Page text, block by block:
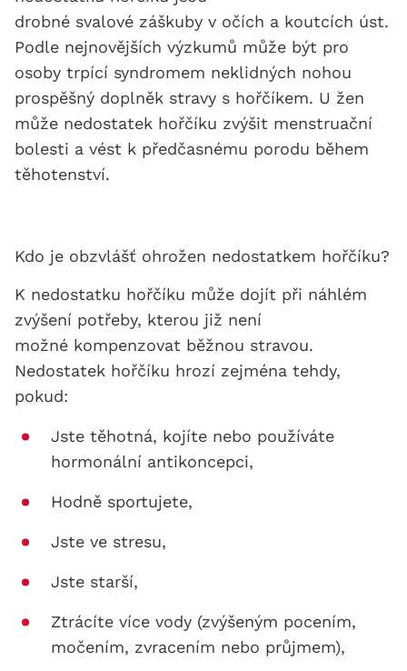
drobné svalové záškuby v očích a koutcích úst.
Podle nejnovějších výzkumů může být pro
osoby trpící syndromem neklidných nohou
prospěšný doplněk stravy s hořčíkem. U žen
může nedostatek hořčíku zvýšit menstruační
bolesti a vést k předčasnému porodu během
těhotenství.
Kdo je obzvlášť ohrožen nedostatkem hořčíku?
K nedostatku hořčíku může dojít při náhlém
zvýšení potřeby, kterou již není
možné kompenzovat běžnou stravou.
Nedostatek hořčíku hrozí zejména tehdy,
pokud:
Jste těhotná, kojíte nebo používáte
hormonální antikoncepci,
Hodně sportujete,
Jste ve stresu,
Jste starší,
Ztrácíte více vody (zvýšeným pocením,
močením, zvracením nebo průjmem),